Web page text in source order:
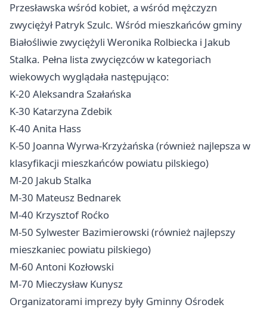
Przesławska wśród kobiet, a wśród mężczyzn
zwyciężył Patryk Szulc. Wśród mieszkańców gminy
Białośliwie zwyciężyli Weronika Rolbiecka i Jakub
Stalka. Pełna lista zwycięzców w kategoriach
wiekowych wyglądała następująco:
K-20 Aleksandra Szałańska
K-30 Katarzyna Zdebik
K-40 Anita Hass
K-50 Joanna Wyrwa-Krzyżańska (również najlepsza w
klasyfikacji mieszkańców powiatu pilskiego)
M-20 Jakub Stalka
M-30 Mateusz Bednarek
M-40 Krzysztof Roćko
M-50 Sylwester Bazimierowski (również najlepszy
mieszkaniec powiatu pilskiego)
M-60 Antoni Kozłowski
M-70 Mieczysław Kunysz
Organizatorami imprezy były Gminny Ośrodek